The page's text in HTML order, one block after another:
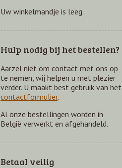
Uw winkelmandje is leeg.
Hulp nodig bij het bestellen?
Aarzel niet om contact met ons op
te nemen, wij helpen u met plezier
verder. U maakt best gebruik van het
contactformulier.
Al onze bestellingen worden in
België verwerkt en afgehandeld.
Betaal veilig